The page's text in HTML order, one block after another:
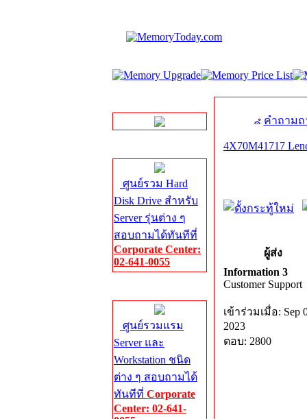
ศูนย์รวม Hard
Disk Drive สำหรับ
Server รุ่นต่าง ๆ
สอบถามได้ทันทีที่
Corporate Center:
02-641-0055
ศูนย์รวมแรม
Server และ
Workstation ชนิด
ต่าง ๆ สอบถามได้
ทันทีที่ Corporate
Center: 02-641-
คำถาม
4X70M41717
ผู้ส่ง
Information 3
Customer Support
เข้าร่วมเมื่อ: Sep
2023
ตอบ: 2800